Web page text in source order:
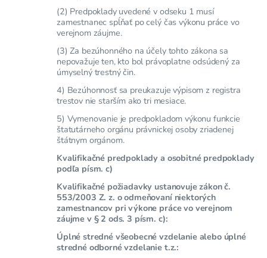
(2) Predpoklady uvedené v odseku 1 musí
zamestnanec spĺňať po celý čas výkonu práce vo
verejnom záujme.
(3) Za bezúhonného na účely tohto zákona sa
nepovažuje ten, kto bol právoplatne odsúdený za
úmyselný trestný čin.
4) Bezúhonnosť sa preukazuje výpisom z registra
trestov nie starším ako tri mesiace.
5) Vymenovanie je predpokladom výkonu funkcie
štatutárneho orgánu právnickej osoby zriadenej
štátnym orgánom.
Kvalifikačné predpoklady a osobitné predpoklady
podľa písm. c)
Kvalifikačné požiadavky ustanovuje zákon č.
553/2003 Z. z. o odmeňovaní niektorých
zamestnancov pri výkone práce vo verejnom
záujme v § 2 ods. 3 písm. c):
Úplné stredné všeobecné vzdelanie alebo úplné
stredné odborné vzdelanie t.z.: